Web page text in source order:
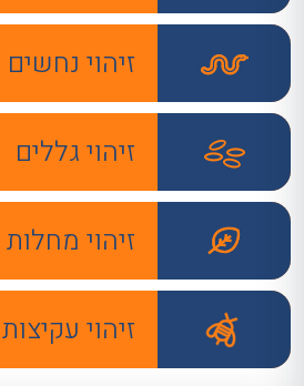
זיהוי נחשים
זיהוי גללים
זיהוי
זיהוי עקיצות